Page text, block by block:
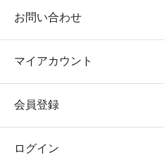
お問い合わせ
マイアカウント
会員登録
ログイン